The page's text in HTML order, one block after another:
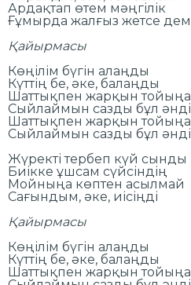
Ардақтап өтем мәңгілік
Ғұмырда жалғыз жетсе дем
Қайырмасы
Көңілім бүгін алаңды
Күттің бе, әке, балаңды
Шаттықпен жарқын тойыңа
Сыйлаймын сазды бұл әнді
Шаттықпен жарқын тойыңа
Сыйлаймын сазды бұл әнді
Жүректі тербеп күй сынды
Биікке ұшсам сүйсіндің
Мойныңа көптен асылмай
Сағындым, әке, иісіңді
Қайырмасы
Көңілім бүгін алаңды
Күттің бе, әке, балаңды
Шаттықпен жарқын тойыңа